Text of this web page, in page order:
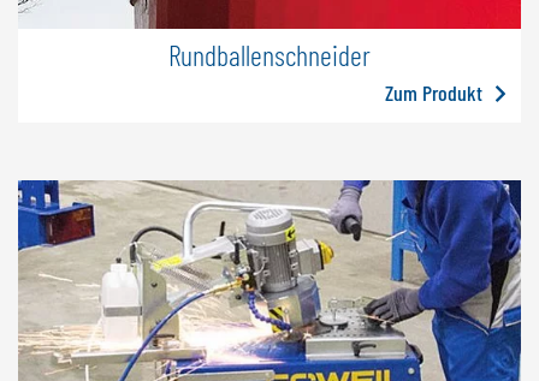
Rundballenschneider
Zum Produkt